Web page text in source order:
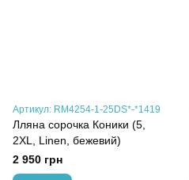
Артикул: RM4254-1-25DS*-*1419
Лляна сорочка Коники (5,
2XL, Linen, бежевий)
2 950 грн